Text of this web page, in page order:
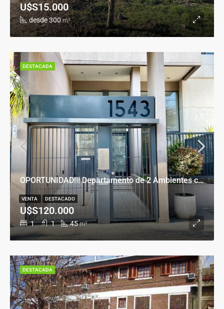
desde 300 m²
U$S15.000
OPORTUNIDAD!!! Departamento de 2 Ambientes con Cochera en Banfield Este
1 1 45 m²
U$S120.000
VENTA DESTACADO
DESTACADA
DESTACADA